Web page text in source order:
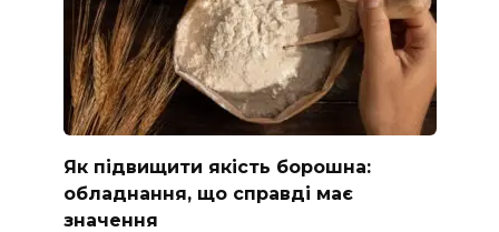
Як підвищити якість борошна:
обладнання, що справді має
значення